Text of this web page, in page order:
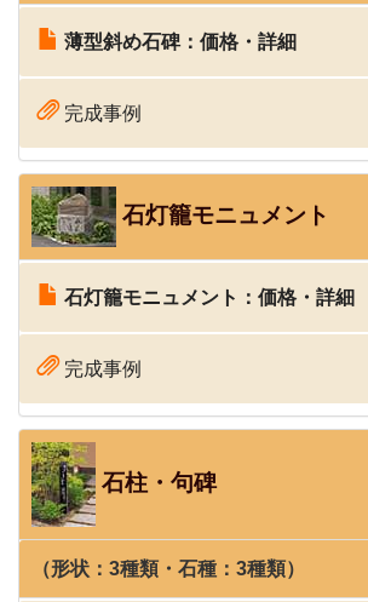
薄型斜め石碑：価格・詳細
完成事例
石灯籠モニュメント
石灯籠モニュメント：価格・詳細
完成事例
石柱・句碑
（形状：3種類・石種：3種類）